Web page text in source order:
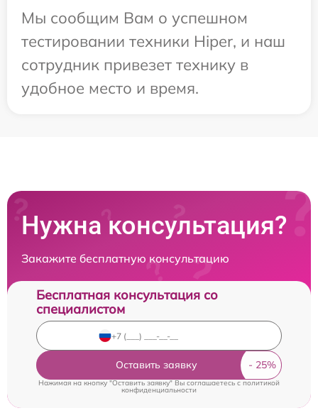
Мы сообщим Вам о успешном
тестировании техники Hiper, и наш
сотрудник привезет технику в
удобное место и время.
Нужна консультация?
Закажите бесплатную консультацию
Бесплатная консультация со
специалистом
Оставить заявку
Нажимая на кнопку "Оставить заявку" Вы соглашаетесь c политикой
конфиденциальности